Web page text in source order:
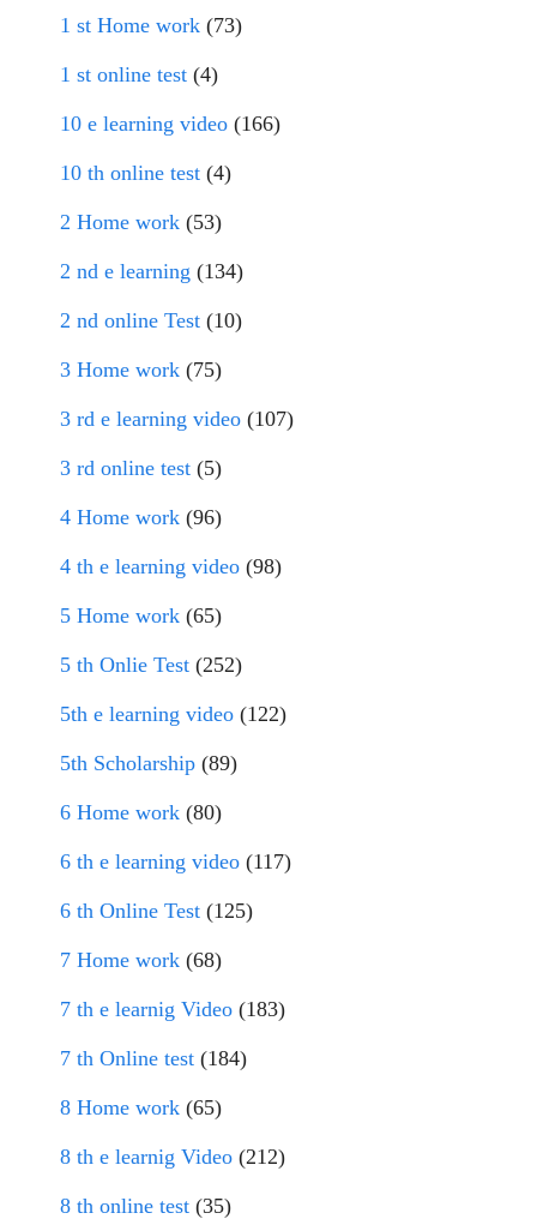
1 st Home work (73)
1 st online test (4)
10 e learning video (166)
10 th online test (4)
2 Home work (53)
2 nd e learning (134)
2 nd online Test (10)
3 Home work (75)
3 rd e learning video (107)
3 rd online test (5)
4 Home work (96)
4 th e learning video (98)
5 Home work (65)
5 th Onlie Test (252)
5th e learning video (122)
5th Scholarship (89)
6 Home work (80)
6 th e learning video (117)
6 th Online Test (125)
7 Home work (68)
7 th e learnig Video (183)
7 th Online test (184)
8 Home work (65)
8 th e learnig Video (212)
8 th online test (35)